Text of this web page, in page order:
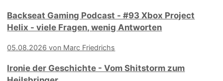
Backseat Gaming Podcast - #93 Xbox Project
Helix - viele Fragen, wenig Antworten
05.08.2026 von Marc Friedrichs
Ironie der Geschichte - Vom Shitstorm zum